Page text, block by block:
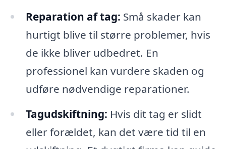
Reparation af tag: Små skader kan
hurtigt blive til større problemer, hvis
de ikke bliver udbedret. En
professionel kan vurdere skaden og
udføre nødvendige reparationer.
Tagudskiftning: Hvis dit tag er slidt
eller forældet, kan det være tid til en